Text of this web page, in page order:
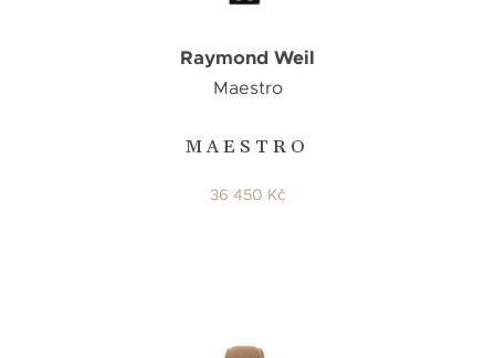
MAESTRO
Raymond Weil
Maestro
36 450 Kč